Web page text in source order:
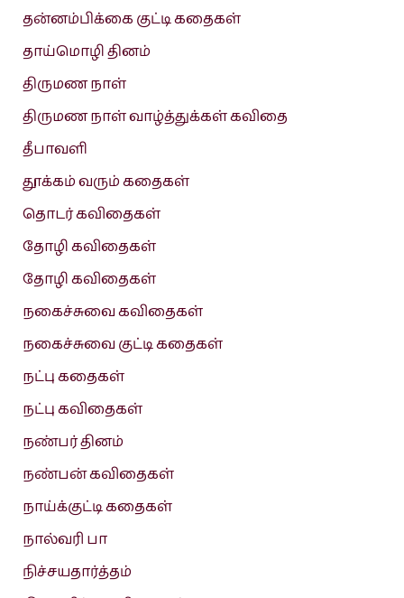
தன்னம்பிக்கை குட்டி கதைகள்
தாய்மொழி தினம்
திருமண நாள்
திருமண நாள் வாழ்த்துக்கள் கவிதை
தீபாவளி
தூக்கம் வரும் கதைகள்
தொடர் கவிதைகள்
தோழி கவிதைகள்
தோழி கவிதைகள்
நகைச்சுவை கவிதைகள்
நகைச்சுவை குட்டி கதைகள்
நட்பு கதைகள்
நட்பு கவிதைகள்
நண்பர் தினம்
நண்பன் கவிதைகள்
நாய்க்குட்டி கதைகள்
நால்வரி பா
நிச்சயதார்த்தம்